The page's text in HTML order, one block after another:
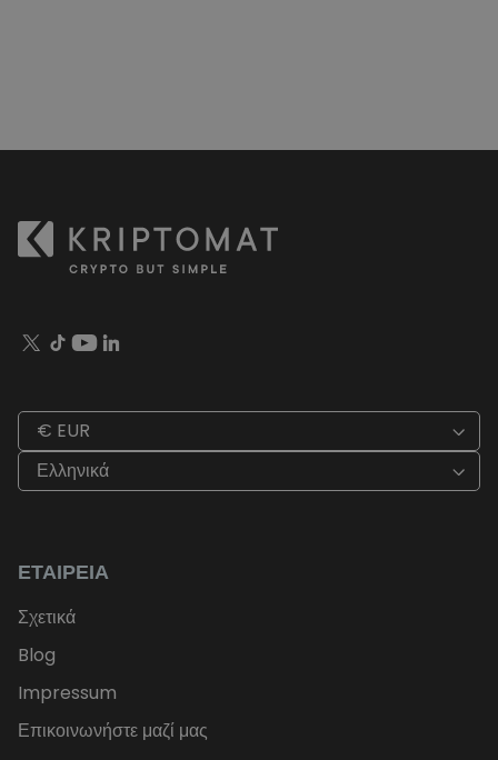
€ EUR
Ελληνικά
ΕΤΑΙΡΕΊΑ
Σχετικά
Blog
Impressum
Επικοινωνήστε μαζί μας